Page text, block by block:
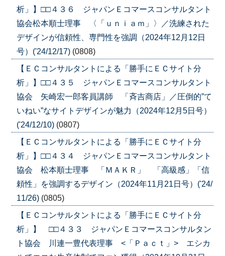
析」】□□４３６ ジャパンＥコマースコンサルタント
協会松本順士理事 〈「ｕｎｉａｍ」〉／洗練された
デザインが信頼性、専門性を強調（2024年12月12日
号）('24/12/17) (0808)
【ＥＣコンサルタントによる「勝手にＥＣサイト分
析」】□□４３５ ジャパンＥコマースコンサルタント
協会 矢崎宏一郎客員講師 「斉吉商店」／圧倒的”て
いねい”なサイトデザインが魅力（2024年12月5日号）
('24/12/10) (0807)
【ＥＣコンサルタントによる「勝手にＥＣサイト分
析」】□□４３４ ジャパンＥコマースコンサルタント
協会 松本順士理事 「ＭＡＫＲ」 「高級感」「信
頼性」を強調するデザイン（2024年11月21日号）('24/
11/26) (0805)
【ＥＣコンサルタントによる「勝手にＥＣサイト分
析」】 □□４３３ ジャパンＥコマースコンサルタン
ト協会 川連一豊代表理事 <「Ｐａｃｔ」> エシカ